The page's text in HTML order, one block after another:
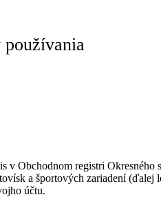
používania
Obchodnom registri
a športových zariadení (ďalej
účtu.